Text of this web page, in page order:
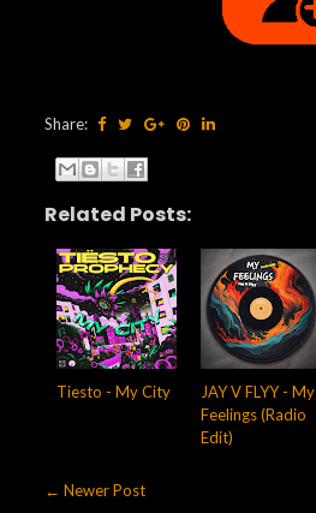
Share:
Related Posts:
Tiesto - My City
JAY V FLYY - My
Feelings (Radio
Edit)
← Newer Post